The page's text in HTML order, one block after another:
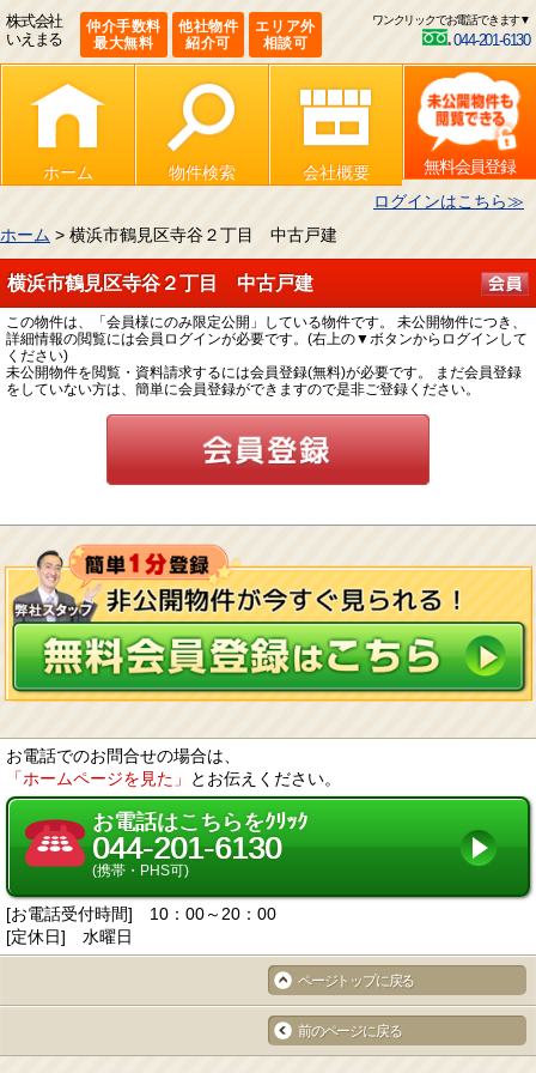
株式会社
いえまる
仲介手数料
最大無料
他社物件
紹介可
エリア外
相談可
ワンクリックでお電話できます▼
044-201-6130
ホーム 物件検索 会社概要
無料会員登録
ログインはこちら≫
ホーム > 横浜市鶴見区寺谷２丁目 中古戸建
横浜市鶴見区寺谷２丁目 中古戸建
この物件は、「会員様にのみ限定公開」している物件です。 未公開物件につき、
詳細情報の閲覧には会員ログインが必要です。(右上の▼ボタンからログインして
ください)
未公開物件を閲覧・資料請求するには会員登録(無料)が必要です。 まだ会員登録
をしていない方は、簡単に会員登録ができますので是非ご登録ください。
お電話でのお問合せの場合は、
「ホームページを見た」
とお伝えください。
お電話はこちらをｸﾘｯｸ
044-201-6130
(携帯・PHS可)
[お電話受付時間] 10：00～20：00
[定休日] 水曜日
ページトップに戻る
前のページに戻る